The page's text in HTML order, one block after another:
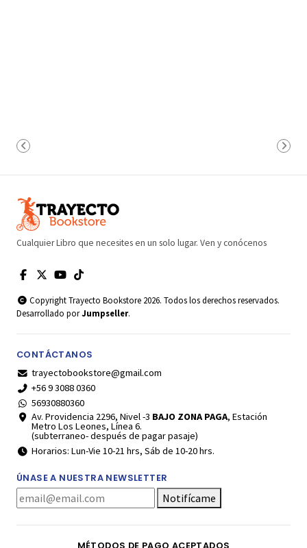
Cualquier Libro que necesites en un solo lugar. Ven y conócenos
Copyright Trayecto Bookstore 2026. Todos los derechos reservados.
Desarrollado porJumpseller.
CONTÁCTANOS
trayectobookstore@gmail.com
+56 9 3088 0360
56930880360
Av. Providencia 2296, Nivel -3 BAJO ZONA PAGA, Estación
Metro Los Leones, Línea 6.
(subterraneo- después de pagar pasaje)
Horarios: Lun-Vie 10-21 hrs, Sáb de 10-20 hrs.
ÚNASE A NUESTRA NEWSLETTER
Notifícame
MÉTODOS DE PAGO ACEPTADOS